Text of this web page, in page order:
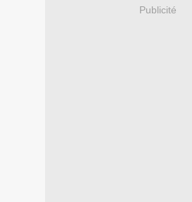
Publicité